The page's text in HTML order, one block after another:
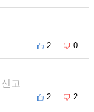
2 0
신고
2 2